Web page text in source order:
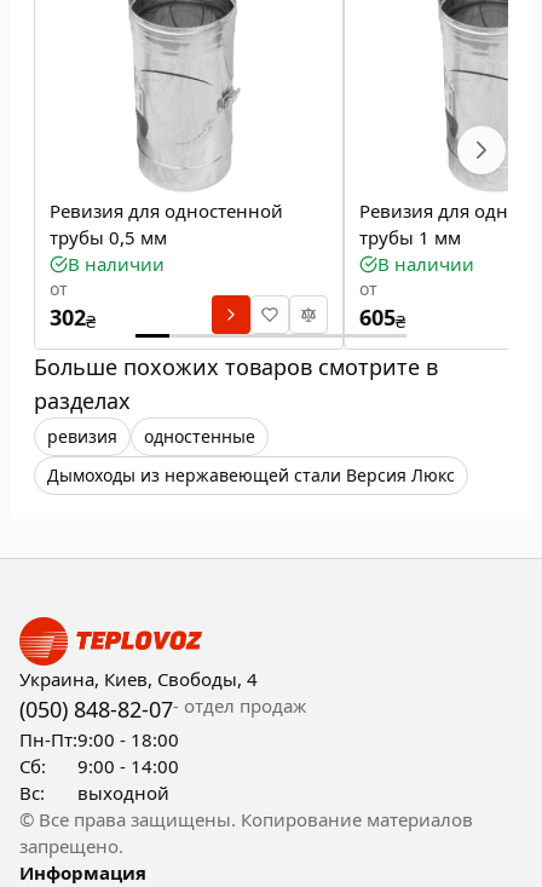
Ревизия для одностенной
трубы 0,5 мм
В наличии
от
302₴
Ревизия для
трубы 1 мм
В наличии
от
605₴
Больше похожих товаров смотрите в
разделах
ревизия
одностенные
Дымоходы из нержавеющей стали Версия Люкс
Украина, Киев, Свободы, 4
(050) 848-82-07- отдел продаж
Пн-Пт:9:00 - 18:00
Сб:
9:00 - 14:00
Вс:
выходной
© Все права защищены. Копирование материалов
запрещено.
Информация